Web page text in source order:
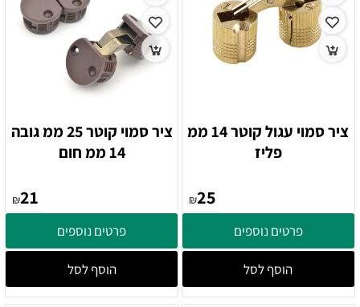
ציר סמוי עגול קוטר 14 ממ
פליז
₪25
פרטים נוספים
הוסף לסל
ציר סמוי קוטר 25 ממ גובה
14 ממ חום
₪21
פרטים נוספים
הוסף לסל